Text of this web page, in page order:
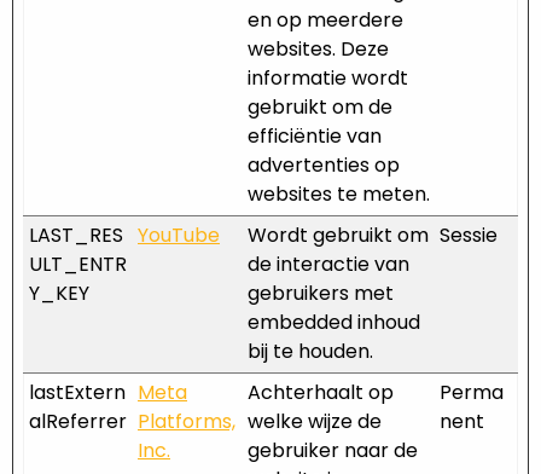
en op meerdere
websites. Deze
informatie wordt
gebruikt om de
efficiëntie van
advertenties op
websites te meten.
LAST_RES
ULT_ENTR
Y_KEY
YouTube
Wordt gebruikt om
de interactie van
gebruikers met
embedded inhoud
bij te houden.
Sessie
lastExtern
alReferrer
Meta
Platforms,
Inc.
Achterhaalt op
welke wijze de
gebruiker naar de
Perma
nent